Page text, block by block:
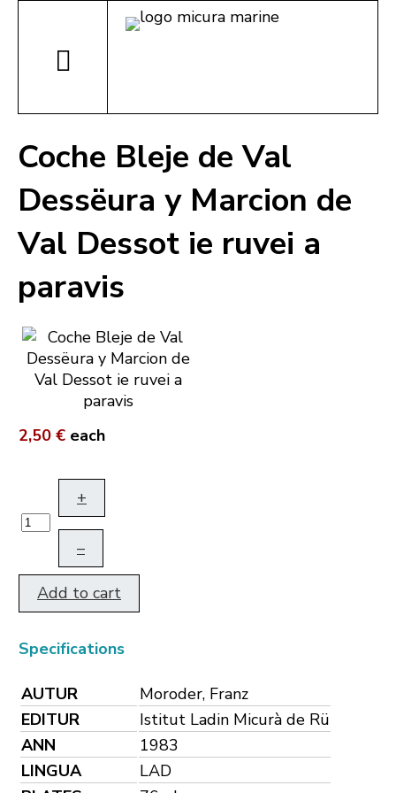
Coche Bleje de Val
Dessëura y Marcion de
Val Dessot ie ruvei a
paravis
2,50 € each
+
–
Add to cart
Specifications
AUTUR
Moroder, Franz
EDITUR
Istitut Ladin Micurà de Rü
ANN
1983
LINGUA
LAD